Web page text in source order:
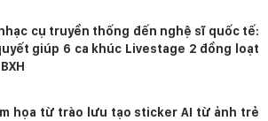
cụ truyền thống đến nghệ sĩ quốc tế:
giúp 6 ca khúc Livestage 2 đồng loạt
họa từ trào lưu tạo sticker AI từ ảnh trẻ